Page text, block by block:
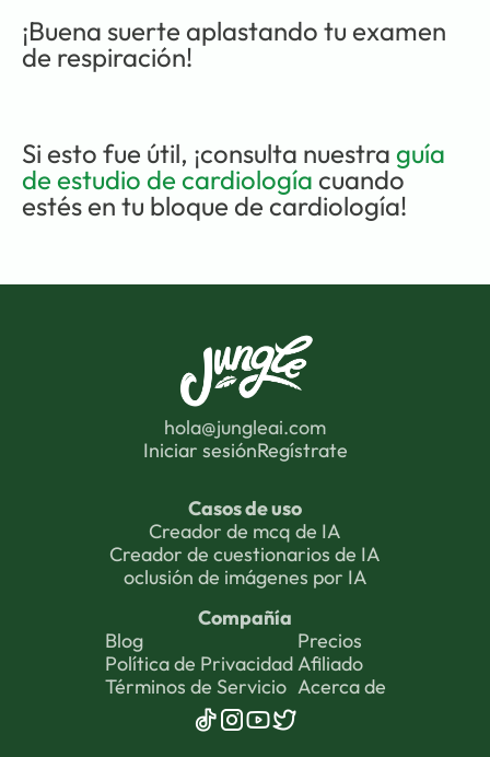
¡Buena suerte aplastando tu examen
de respiración!
Si esto fue útil, ¡consulta nuestra guía
de estudio de cardiología cuando
estés en tu bloque de cardiología!
hola@jungleai.com
Iniciar sesiónRegístrate
Casos de uso
Creador de mcq de IA
Creador de cuestionarios de IA
oclusión de imágenes por IA
Compañía
Blog
Política de Privacidad
Términos de Servicio
Precios
Afiliado
Acerca de